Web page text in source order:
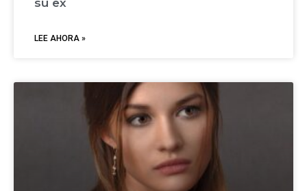
su ex
LEE AHORA »